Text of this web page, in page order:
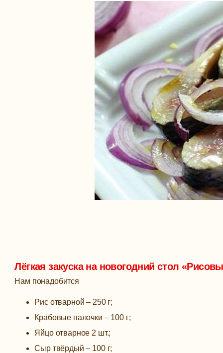
Лёгкая закуска на новогодний стол
Нам понадобится
Рис отварной – 250 г;
Крабовые палочки – 100 г;
Яйцо отварное 2 шт.;
Сыр твёрдый – 100 г;